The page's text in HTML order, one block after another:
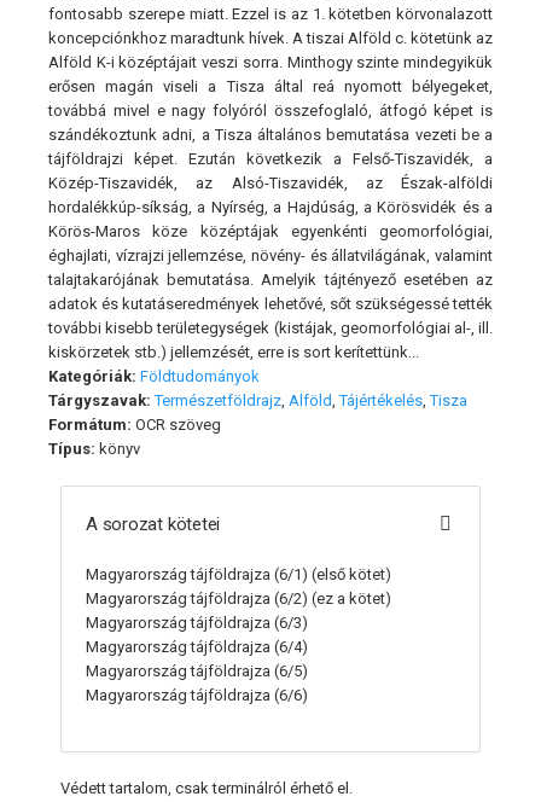
fontosabb szerepe miatt. Ezzel is az 1. kötetben körvonalazott
koncepciónkhoz maradtunk hívek. A tiszai Alföld c. kötetünk az
Alföld K-i középtájait veszi sorra. Minthogy szinte mindegyikük
erősen magán viseli a Tisza által reá nyomott bélyegeket,
továbbá mivel e nagy folyóról összefoglaló, átfogó képet is
szándékoztunk adni, a Tisza általános bemutatása vezeti be a
tájföldrajzi képet. Ezután következik a Felső-Tiszavidék, a
Közép-Tiszavidék, az Alsó-Tiszavidék, az Észak-alföldi
hordalékkúp-síkság, a Nyírség, a Hajdúság, a Körösvidék és a
Körös-Maros köze középtájak egyenkénti geomorfológiai,
éghajlati, vízrajzi jellemzése, növény- és állatvilágának, valamint
talajtakarójának bemutatása. Amelyik tájtényező esetében az
adatok és kutatáseredmények lehetővé, sőt szükségessé tették
további kisebb területegységek (kistájak, geomorfológiai al-, ill.
kiskörzetek stb.) jellemzését, erre is sort kerítettünk...
Kategóriák: Földtudományok
Tárgyszavak: Természetföldrajz Alföld ,Tájértékelés ,Tisza
Formátum: OCR szöveg
Típus: könyv
A sorozat kötetei
Magyarország tájföldrajza (6/1) (első kötet)
Magyarország tájföldrajza (6/2) (ez a kötet)
Magyarország tájföldrajza (6/3)
Magyarország tájföldrajza (6/4)
Magyarország tájföldrajza (6/5)
Magyarország tájföldrajza (6/6)
Védett tartalom, csak terminálról érhető el.